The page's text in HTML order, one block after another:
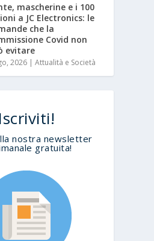
mascherine e i 100
a JC Electronics: le
che la
Covid non
evitare
2026 |Attualità e Società
Iscriviti!
nostra newsletter
gratuita!